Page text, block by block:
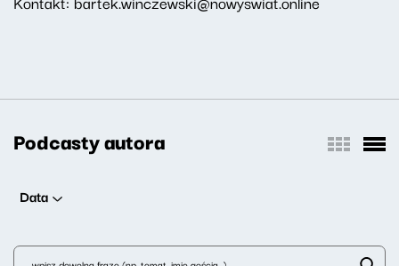
Podcasty autora
Data